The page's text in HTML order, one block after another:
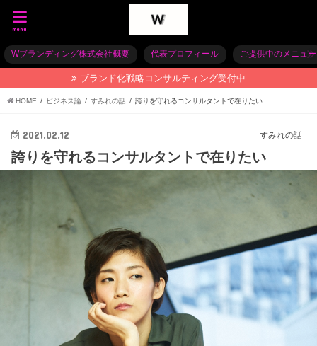
menu
Wブランディング株式会社概要 代表プロフィール ご提供中のメニュー
ブランド化戦略コンサルティング受付中
HOME ビジネス論 すみれの話 誇りを守れるコンサルタントで在りたい
すみれの話
2021.02.12
誇りを守れるコンサルタントで在りたい